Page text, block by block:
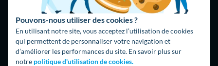
Pouvons-nous utiliser des cookies ?
En utilisant notre site, vous acceptez l’utilisation de cookies
qui permettent de personnaliser votre navigation et
d’améliorer les performances du site. En savoir plus sur
notre politique d'utilisation de cookies.
Fait avec ⚡ par Hello Watt